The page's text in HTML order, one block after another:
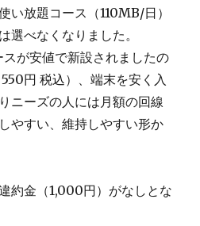
い放題コース（110MB/日）
選べなくなりました。
が安値で新設されましたの
円 税込）、端末を安く入
ニーズの人には月額の回線
やすい、維持しやすい形か
約金（1,000円）がなしとな